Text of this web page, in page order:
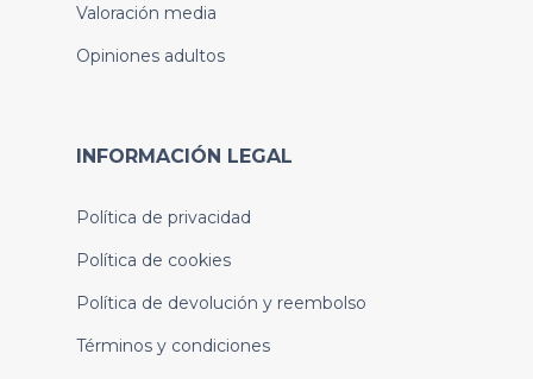
Valoración media
Opiniones adultos
INFORMACIÓN LEGAL
Política de privacidad
Política de cookies
Política de devolución y reembolso
Términos y condiciones